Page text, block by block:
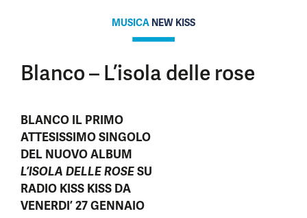
MUSICA NEW KISS
Blanco – L’isola delle rose
BLANCO IL PRIMO
ATTESISSIMO SINGOLO
DEL NUOVO ALBUM
L’ISOLA DELLE ROSESU
RADIO KISS KISS DA
VENERDI’ 27 GENNAIO